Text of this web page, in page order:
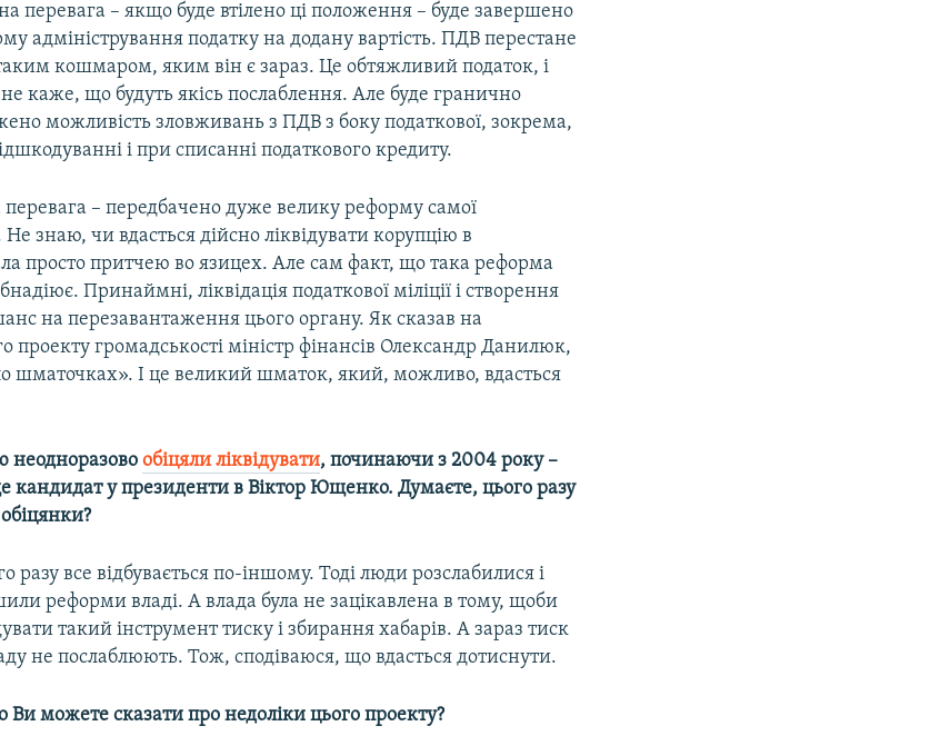
перевага – якщо буде втілено ці положення – буде завершено
адміністрування податку на додану вартість. ПДВ перестане
кошмаром, яким він є зараз. Це обтяжливий податок, і
не каже, що будуть якісь послаблення. Але буде гранично
можливість зловживань з ПДВ з боку податкової, зокрема,
і при списанні податкового кредиту.
перевага – передбачено дуже велику реформу самої
знаю, чи вдасться дійсно ліквідувати корупцію в
просто притчею во язицех. Але сам факт, що така реформа
Принаймні, ліквідація податкової міліції і створення
на перезавантаження цього органу. Як сказав на
проекту громадськості міністр фінансів Олександр Данилюк,
шматочках». І це великий шматок, який, можливо, вдасться
неодноразовообіцяли ліквідувати, починаючи з 2004 року –
кандидат у президенти в Віктор Ющенко. Думаєте, цього разу
обіцянки?
разу все відбувається по-іншому. Тоді люди розслабилися і
реформи владі. А влада була не зацікавлена в тому, щоби
такий інструмент тиску і збирання хабарів. А зараз тиск
не послаблюють. Тож, сподіваюся, що вдасться дотиснути.
Ви можете сказати про недоліки цього проекту?